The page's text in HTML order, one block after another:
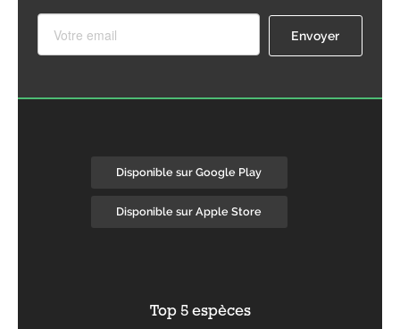
Disponible sur Google Play
Disponible sur Apple Store
Top 5 espèces